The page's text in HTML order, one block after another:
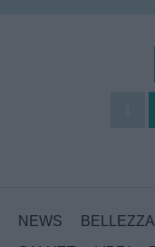
NEWS BELLEZZA